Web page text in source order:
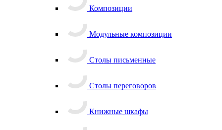
Композиции
Модульные композиции
Столы письменные
Столы переговоров
Книжные шкафы